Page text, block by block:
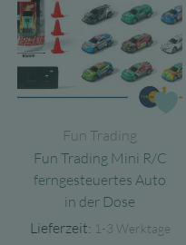
Fun Trading
Fun Trading Mini R/C
ferngesteuertes Auto
in der Dose
Lieferzeit: 1-3 Werktage